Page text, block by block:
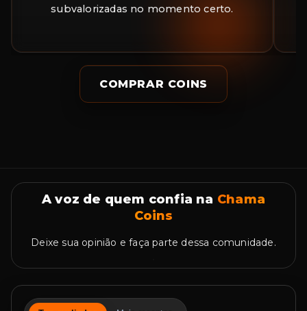
subvalorizadas no momento certo.
COMPRAR COINS
A voz de quem confia na Chama
Coins
Deixe sua opinião e faça parte dessa comunidade.